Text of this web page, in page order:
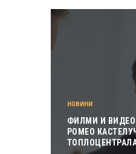
НОВИНИ
ФИЛМИ И
РОМЕО